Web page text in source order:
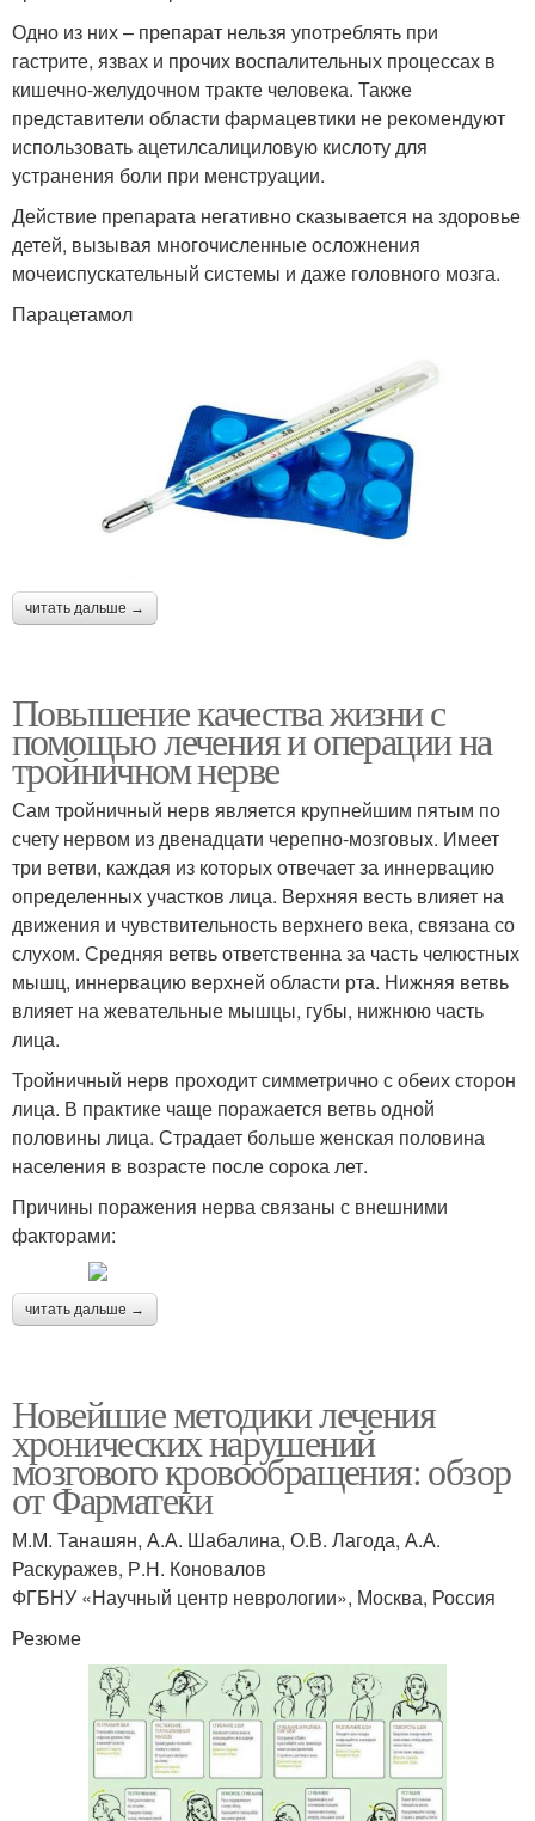
Одно из них – препарат нельзя употреблять при
гастрите, язвах и прочих воспалительных процессах в
кишечно-желудочном тракте человека. Также
представители области фармацевтики не рекомендуют
использовать ацетилсалициловую кислоту для
устранения боли при менструации.
Действие препарата негативно сказывается на здоровье
детей, вызывая многочисленные осложнения
мочеиспускательный системы и даже головного мозга.
Парацетамол
читать дальше →
Повышение качества жизни с
помощью лечения и операции на
тройничном нерве
Сам тройничный нерв является крупнейшим пятым по
счету нервом из двенадцати черепно-мозговых. Имеет
три ветви, каждая из которых отвечает за иннервацию
определенных участков лица. Верхняя весть влияет на
движения и чувствительность верхнего века, связана со
слухом. Средняя ветвь ответственна за часть челюстных
мышц, иннервацию верхней области рта. Нижняя ветвь
влияет на жевательные мышцы, губы, нижнюю часть
лица.
Тройничный нерв проходит симметрично с обеих сторон
лица. В практике чаще поражается ветвь одной
половины лица. Страдает больше женская половина
населения в возрасте после сорока лет.
Причины поражения нерва связаны с внешними
факторами:
читать дальше →
Новейшие методики лечения
хронических нарушений
мозгового кровообращения: обзор
от Фарматеки
М.М. Танашян, А.А. Шабалина, О.В. Лагода, А.А.
Раскуражев, Р.Н. Коновалов
ФГБНУ «Научный центр неврологии», Москва, Россия
Резюме